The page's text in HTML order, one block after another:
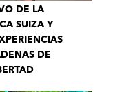
DE LA
SUIZA Y
DE